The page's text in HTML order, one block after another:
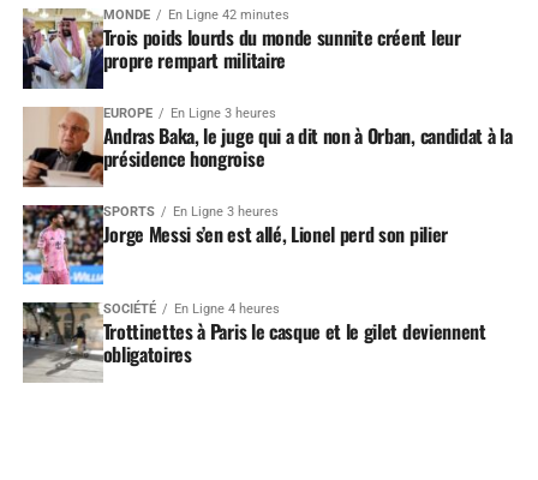
MONDE En Ligne 42 minutes
Trois poids lourds du monde sunnite créent leur
propre rempart militaire
EUROPE En Ligne 3 heures
Andras Baka, le juge qui a dit non à Orban, candidat à la
présidence hongroise
SPORTS En Ligne 3 heures
Jorge Messi s’en est allé, Lionel perd son pilier
SOCIÉTÉ En Ligne 4 heures
Trottinettes à Paris le casque et le gilet deviennent
obligatoires